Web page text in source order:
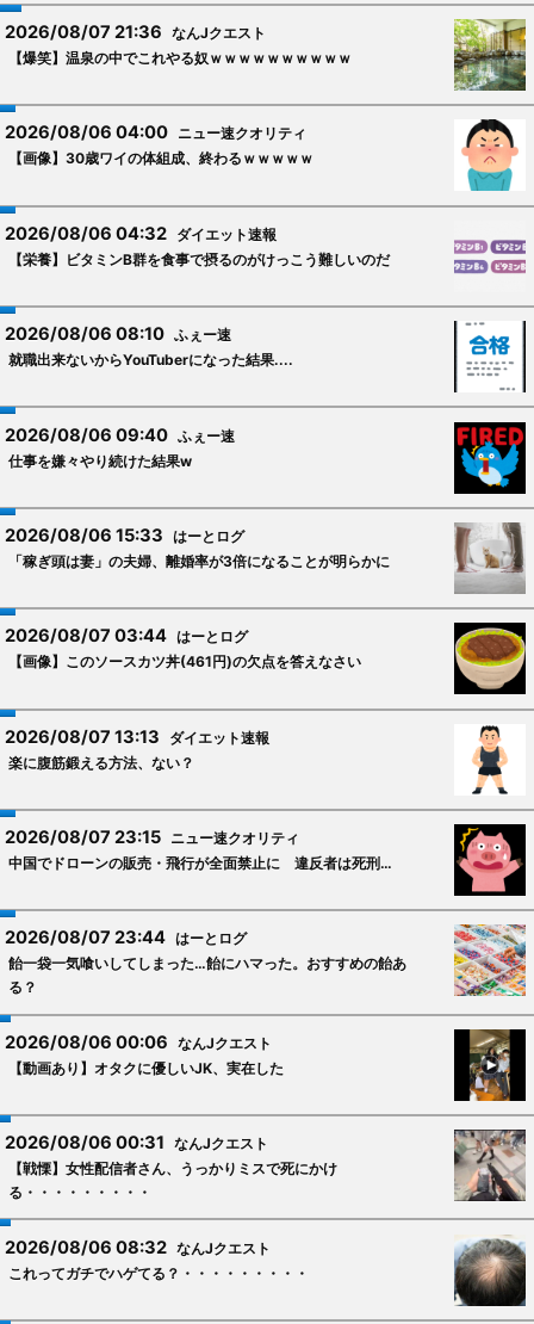
2026/08/07 21:36なんJクエスト
【爆笑】温泉の中でこれやる奴ｗｗｗｗｗｗｗｗｗｗ
2026/08/06 04:00ニュー速クオリティ
【画像】30歳ワイの体組成、終わるｗｗｗｗｗ
2026/08/06 04:32ダイエット速報
【栄養】ビタミンB群を食事で摂るのがけっこう難しいのだ
2026/08/06 08:10ふぇー速
就職出来ないからYouTuberになった結果....
2026/08/06 09:40ふぇー速
仕事を嫌々やり続けた結果w
2026/08/06 15:33はーとログ
「稼ぎ頭は妻」の夫婦、離婚率が3倍になることが明らかに
2026/08/07 03:44はーとログ
【画像】このソースカツ丼(461円)の欠点を答えなさい
2026/08/07 13:13ダイエット速報
楽に腹筋鍛える方法、ない？
2026/08/07 23:15ニュー速クオリティ
中国でドローンの販売・飛行が全面禁止に 違反者は死刑…
2026/08/07 23:44はーとログ
飴一袋一気喰いしてしまった…飴にハマった。おすすめの飴あ
る？
2026/08/06 00:06なんJクエスト
【動画あり】オタクに優しいJK、実在した
2026/08/06 00:31なんJクエスト
【戦慄】女性配信者さん、うっかりミスで死にかけ
る・・・・・・・・・
2026/08/06 08:32なんJクエスト
これってガチでハゲてる？・・・・・・・・・